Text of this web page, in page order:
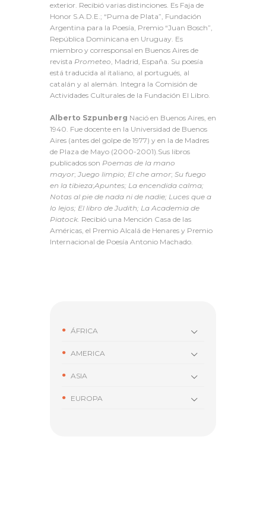
exterior. Recibió varias distinciones. Es Faja de
Honor S.A.D.E.; “Puma de Plata”, Fundación
Argentina para la Poesía, Premio “Juan Bosch”,
República Dominicana en Uruguay. Es
miembro y corresponsal en Buenos Aires de
revista Prometeo, Madrid, España. Su poesía
está traducida al italiano, al portugués, al
catalán y al alemán. Integra la Comisión de
Actividades Culturales de la Fundación El Libro.
Alberto Szpunberg Nació en Buenos Aires, en
1940. Fue docente en la Universidad de Buenos
Aires (antes del golpe de 1977) y en la de Madres
de Plaza de Mayo (2000-2001).Sus libros
publicados son Poemas de la mano
mayor; Juego limpio; El che amor; Su fuego
en la tibieza;Apuntes; La encendida calma;
Notas al pie de nada ni de nadie; Luces que a
lo lejos; El libro de Judith; La Academia de
Piatock. Recibió una Mención Casa de las
Américas, el Premio Alcalá de Henares y Premio
Internacional de Poesía Antonio Machado.
ÁFRICA
AMERICA
ASIA
EUROPA